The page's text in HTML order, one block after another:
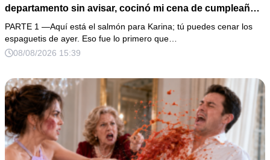
departamento sin avisar, cocinó mi cena de cumpleaños
y aseguró que tenía derecho porque había pagado parte
del enganche. “Entonces muéstrame los recibos”,
respondí con calma. Al revisar 5 años de transferencias,
tres veces… y aún faltaba la peor traición.
PARTE 1 —Aquí está el salmón para Karina; tú puedes cenar los
espaguetis de ayer. Eso fue lo primero que…
08/08/2026 15:39